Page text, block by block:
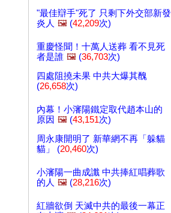
"最佳辯手"死了 只剩下外交部新發
炎人 🖼️ (42,209次)
重慶怪聞！十萬人送葬 看不見死
者是誰 🖼️ (36,703次)
四處阻撓未果 中共大爆其醜
(26,658次)
內幕！小瀋陽鐵定取代趙本山的
原因 🖼️ (43,151次)
周永康開明了 新華網不再「躲貓
貓」 (20,460次)
小瀋陽一曲成讖 中共捧紅唱葬歌
的人 🖼️ (28,216次)
紅牆欲倒 天滅中共的最後一幕正